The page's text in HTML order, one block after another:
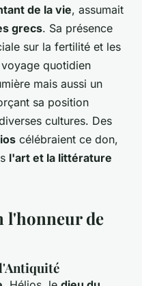
de la vie, assumait
grecs. Sa présence
sur la fertilité et les
quotidien
mais aussi un
sa position
cultures. Des
célébraient ce don,
l'art et la littérature
l'honneur de